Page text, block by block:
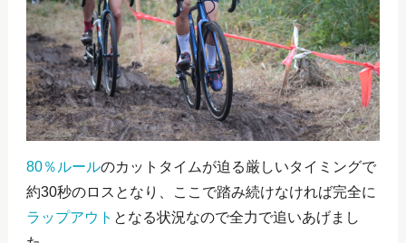
80％ルールのカットタイムが迫る厳しいタイミングで
約30秒のロスとなり、ここで踏み続けなければ完全に
ラップアウト となる状況なので全力で追いあげまし